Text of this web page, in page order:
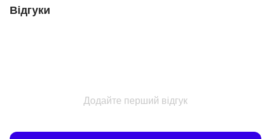
Відгуки
Додайте перший відгук